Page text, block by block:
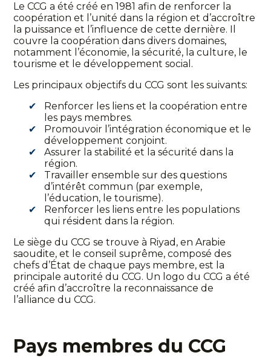
Le CCG a été créé en 1981 afin de renforcer la
coopération et l’unité dans la région et d’accroître
la puissance et l’influence de cette dernière. Il
couvre la coopération dans divers domaines,
notamment l’économie, la sécurité, la culture, le
tourisme et le développement social.
Les principaux objectifs du CCG sont les suivants:
Renforcer les liens et la coopération entre
les pays membres.
Promouvoir l’intégration économique et le
développement conjoint.
Assurer la stabilité et la sécurité dans la
région.
Travailler ensemble sur des questions
d’intérêt commun (par exemple,
l’éducation, le tourisme).
Renforcer les liens entre les populations
qui résident dans la région.
Le siège du CCG se trouve à Riyad, en Arabie
saoudite, et le conseil suprême, composé des
chefs d’État de chaque pays membre, est la
principale autorité du CCG. Un logo du CCG a été
créé afin d’accroître la reconnaissance de
l’alliance du CCG.
Pays membres du CCG